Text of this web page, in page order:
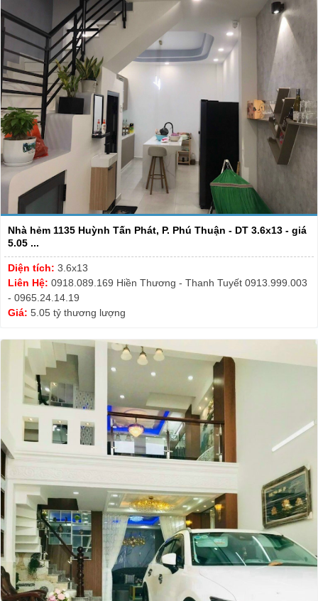
Nhà hẻm 1135 Huỳnh Tấn Phát, P. Phú Thuận - DT 3.6x13 - giá
5.05 ...
Diện tích: 3.6x13
Liên Hệ: 0918.089.169 Hiền Thương - Thanh Tuyết 0913.999.003
- 0965.24.14.19
Giá: 5.05 tỷ thương lượng